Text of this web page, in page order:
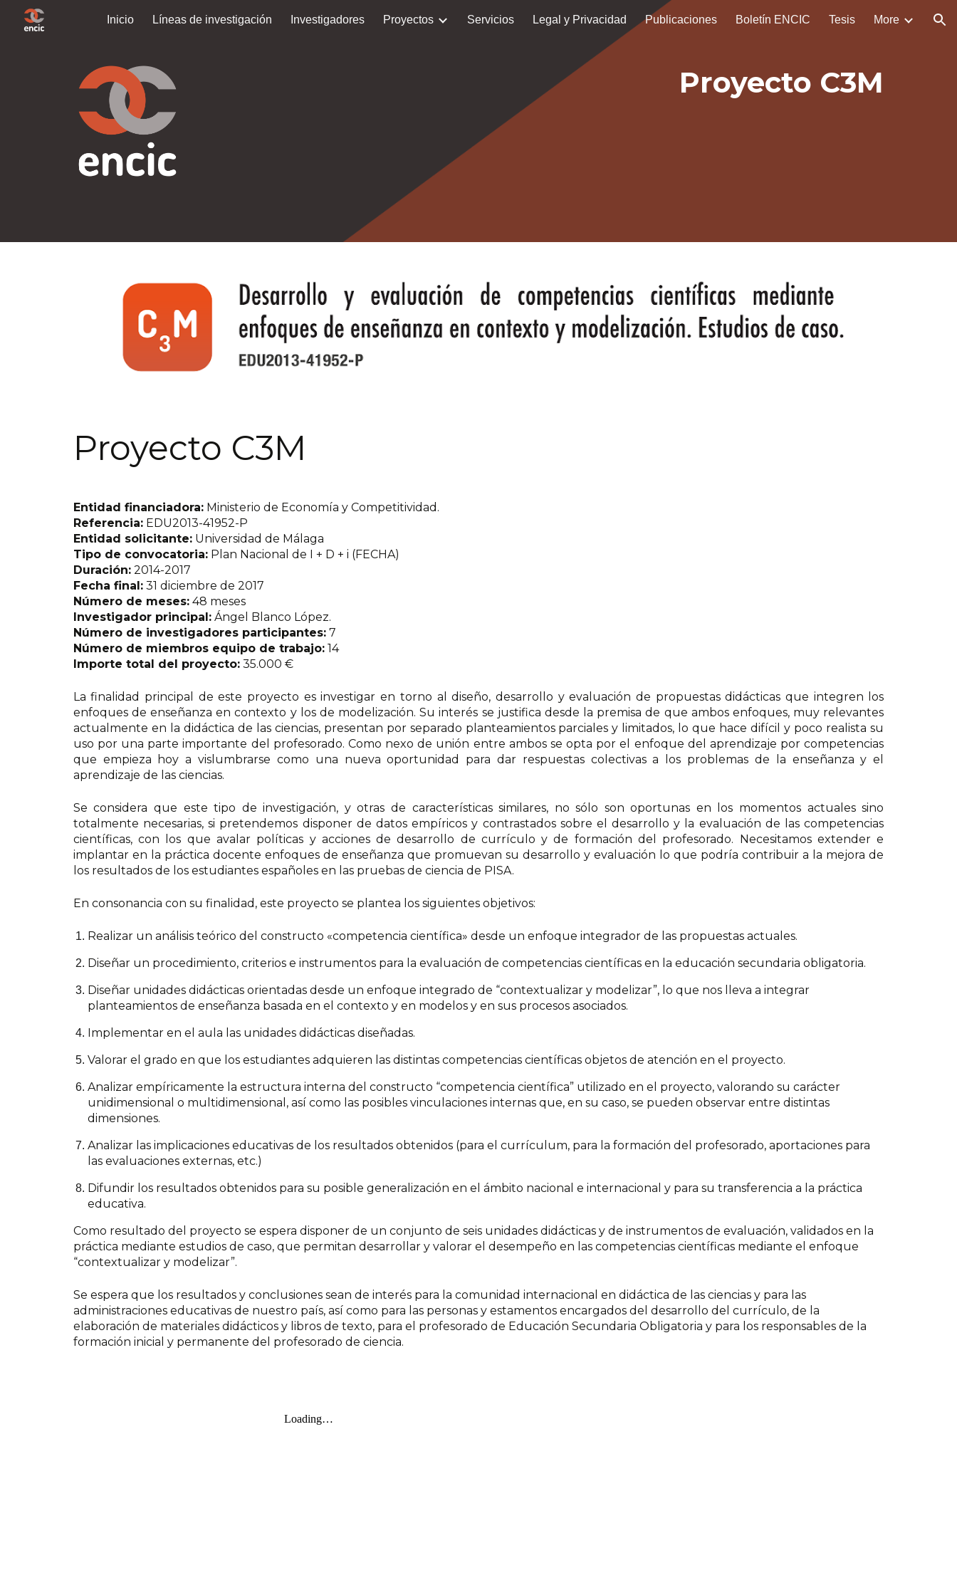
Skip to main content Skip to navigation
Inicio Líneas de investigación Investigadores Proyectos Servicios Legal y Privacidad Publicaciones Boletín ENCIC Tesis More
Proyecto C3M
Proyecto C3M
Entidad financiadora:Ministerio de Economía y Competitividad.
Referencia:EDU2013-41952-P
Entidad solicitante:Universidad de Málaga
Tipo de convocatoria:Plan Nacional de I + D + i (FECHA)
Duración:2014-2017
Fecha final:31 diciembre de 2017
Número de meses:48 meses
Investigador principal:Ángel Blanco López.
Número de investigadores participantes:7
Número de miembros equipo de trabajo:14
Importe total del proyecto:35.000 €
La finalidad principal de este proyecto es investigar en torno al diseño, desarrollo y evaluación de propuestas didácticas que integren los
enfoques de enseñanza en contexto y los de modelización. Su interés se justifica desde la premisa de que ambos enfoques, muy relevantes
actualmente en la didáctica de las ciencias, presentan por separado planteamientos parciales y limitados, lo que hace difícil y poco realista su
uso por una parte importante del profesorado. Como nexo de unión entre ambos se opta por el enfoque del aprendizaje por competencias
que empieza hoy a vislumbrarse como una nueva oportunidad para dar respuestas colectivas a los problemas de la enseñanza y el
aprendizaje de las ciencias.
Se considera que este tipo de investigación, y otras de características similares, no sólo son oportunas en los momentos actuales sino
totalmente necesarias, si pretendemos disponer de datos empíricos y contrastados sobre el desarrollo y la evaluación de las competencias
científicas, con los que avalar políticas y acciones de desarrollo de currículo y de formación del profesorado. Necesitamos extender e
implantar en la práctica docente enfoques de enseñanza que promuevan su desarrollo y evaluación lo que podría contribuir a la mejora de
los resultados de los estudiantes españoles en las pruebas de ciencia de PISA.
En consonancia con su finalidad, este proyecto se plantea los siguientes objetivos:
Realizar un análisis teórico del constructo «competencia científica» desde un enfoque integrador de las propuestas actuales.
Diseñar un procedimiento, criterios e instrumentos para la evaluación de competencias científicas en la educación secundaria obligatoria.
Diseñar unidades didácticas orientadas desde un enfoque integrado de “contextualizar y modelizar”, lo que nos lleva a integrar
planteamientos de enseñanza basada en el contexto y en modelos y en sus procesos asociados.
Implementar en el aula las unidades didácticas diseñadas.
Valorar el grado en que los estudiantes adquieren las distintas competencias científicas objetos de atención en el proyecto.
Analizar empíricamente la estructura interna del constructo “competencia científica” utilizado en el proyecto, valorando su carácter
unidimensional o multidimensional, así como las posibles vinculaciones internas que, en su caso, se pueden observar entre distintas
dimensiones.
Analizar las implicaciones educativas de los resultados obtenidos (para el currículum, para la formación del profesorado, aportaciones para
las evaluaciones externas, etc.)
Difundir los resultados obtenidos para su posible generalización en el ámbito nacional e internacional y para su transferencia a la práctica
educativa.
Como resultado del proyecto se espera disponer de un conjunto de seis unidades didácticas y de instrumentos de evaluación, validados en la
práctica mediante estudios de caso, que permitan desarrollar y valorar el desempeño en las competencias científicas mediante el enfoque
“contextualizar y modelizar”.
Se espera que los resultados y conclusiones sean de interés para la comunidad internacional en didáctica de las ciencias y para las
administraciones educativas de nuestro país, así como para las personas y estamentos encargados del desarrollo del currículo, de la
elaboración de materiales didácticos y libros de texto, para el profesorado de Educación Secundaria Obligatoria y para los responsables de la
formación inicial y permanente del profesorado de ciencia.